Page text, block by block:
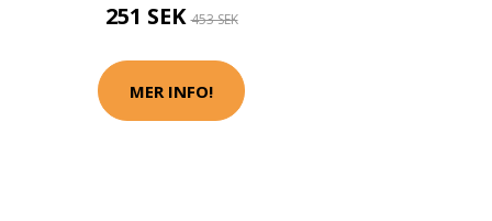
251 SEK453 SEK
MER INFO!